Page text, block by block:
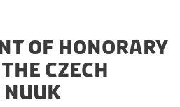
of Honorary
Czech